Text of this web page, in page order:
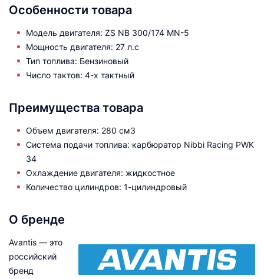
Особенности товара
Модель двигателя: ZS NB 300/174 MN-5
Мощность двигателя: 27 л.с
Тип топлива: Бензиновый
Число тактов: 4-х тактный
Преимущества товара
Объем двигателя: 280 см3
Система подачи топлива: карбюратор Nibbi Racing PWK
34
Охлаждение двигателя: жидкостное
Количество цилиндров: 1-цилиндровый
О бренде
Avantis — это
российский
бренд